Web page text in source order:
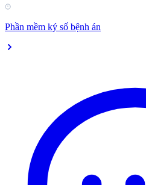
Phần mềm ký số bệnh án